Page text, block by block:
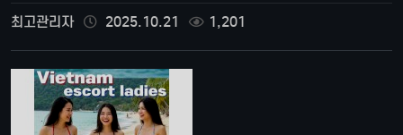
최고관리자 2025.10.21 1,201